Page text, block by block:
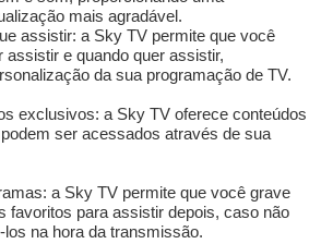
mais agradável.
assistir: a Sky TV permite que você
assistir e quando quer assistir,
da sua programação de TV.
exclusivos: a Sky TV oferece conteúdos
ser acessados através de sua
a Sky TV permite que você grave
favoritos para assistir depois, caso não
na hora da transmissão.